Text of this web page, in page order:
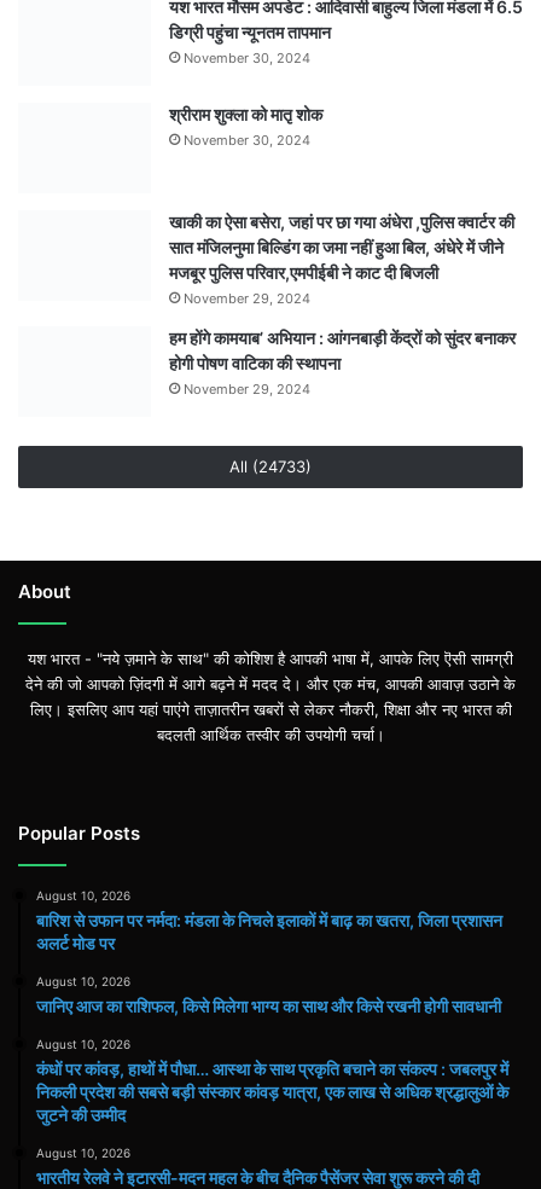
यश भारत मौसम अपडेट : आदिवासी बाहुल्य जिला मंडला में 6.5
डिग्री पहुंचा न्यूनतम तापमान
November 30, 2024
श्रीराम शुक्ला को मातृ शोक
November 30, 2024
खाकी का ऐसा बसेरा, जहां पर छा गया अंधेरा ,पुलिस क्वार्टर की
सात मंजिलनुमा बिल्डिंग का जमा नहीं हुआ बिल, अंधेरे में जीने
मजबूर पुलिस परिवार,एमपीईबी ने काट दी बिजली
November 29, 2024
हम होंगे कामयाब’ अभियान : आंगनबाड़ी केंद्रों को सुंदर बनाकर
होगी पोषण वाटिका की स्थापना
November 29, 2024
All (24733)
About
यश भारत - "नये ज़माने के साथ" की कोशिश है आपकी भाषा में, आपके लिए ऎसी सामग्री
देने की जो आपको ज़िंदगी में आगे बढ़ने में मदद दे। और एक मंच, आपकी आवाज़ उठाने के
लिए। इसलिए आप यहां पाएंगे ताज़ातरीन खबरों से लेकर नौकरी, शिक्षा और नए भारत की
बदलती आर्थिक तस्वीर की उपयोगी चर्चा।
Popular Posts
August 10, 2026
बारिश से उफान पर नर्मदा: मंडला के निचले इलाकों में बाढ़ का खतरा, जिला प्रशासन
अलर्ट मोड पर
August 10, 2026
जानिए आज का राशिफल, किसे मिलेगा भाग्य का साथ और किसे रखनी होगी सावधानी
August 10, 2026
कंधों पर कांवड़, हाथों में पौधा… आस्था के साथ प्रकृति बचाने का संकल्प : जबलपुर में
निकली प्रदेश की सबसे बड़ी संस्कार कांवड़ यात्रा, एक लाख से अधिक श्रद्धालुओं के
जुटने की उम्मीद
August 10, 2026
भारतीय रेलवे ने इटारसी-मदन महल के बीच दैनिक पैसेंजर सेवा शुरू करने की दी